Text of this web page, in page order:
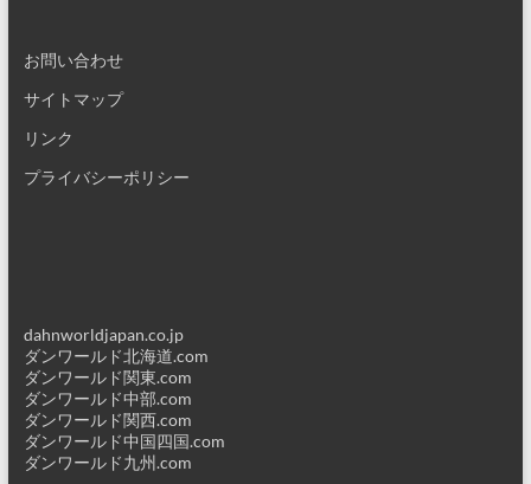
お問い合わせ
サイトマップ
リンク
プライバシーポリシー
dahnworldjapan.co.jp
ダンワールド北海道.com
ダンワールド関東.com
ダンワールド中部.com
ダンワールド関西.com
ダンワールド中国四国.com
ダンワールド九州.com